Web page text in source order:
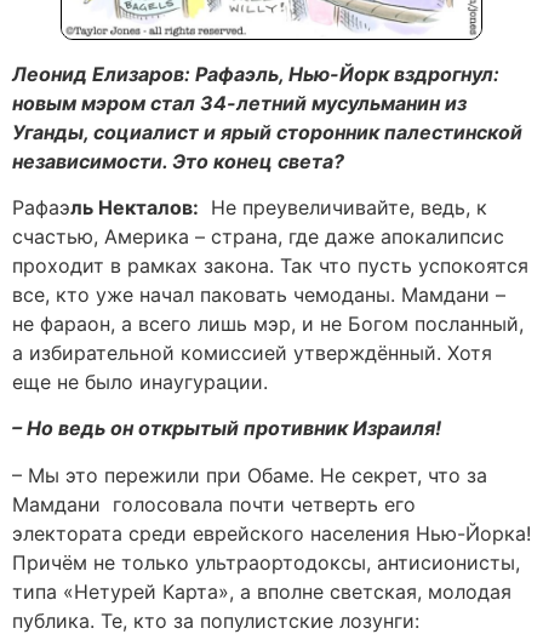
Леонид Елизаров: Рафаэль, Нью-Йорк вздрогнул:
новым мэром стал 34-летний мусульманин из
Уганды, социалист и ярый сторонник палестинской
независимости. Это конец света?
Рафаэль Некталов: Не преувеличивайте, ведь, к
счастью, Америка – страна, где даже апокалипсис
проходит в рамках закона. Так что пусть успокоятся
все, кто уже начал паковать чемоданы. Мамдани –
не фараон, а всего лишь мэр, и не Богом посланный,
а избирательной комиссией утверждённый. Хотя
еще не было инаугурации.
– Но ведь он открытый противник Израиля!
– Мы это пережили при Обаме. Не секрет, что за
Мамдани голосовала почти четверть его
электората среди еврейского населения Нью-Йорка!
Причём не только ультраортодоксы, антисионисты,
типа «Нетурей Карта», а вполне светская, молодая
публика. Те, кто за популистские лозунги: